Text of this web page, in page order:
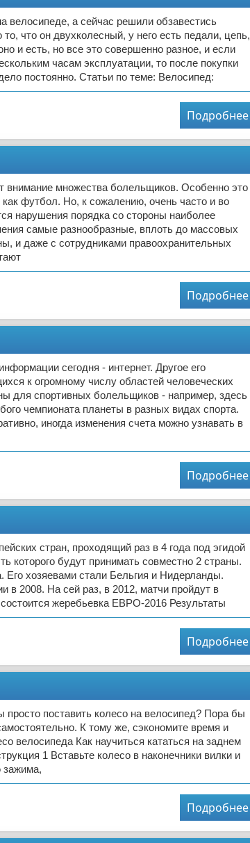
велосипеде, а сейчас решили обзавестись
что он двухколесный, у него есть педали, цепь,
и есть, но все это совершенно разное, и если
часам эксплуатации, то после покупки
постоянно. Статьи по теме: Велосипед:
Подробнее
внимание множества болельщиков. Особенно это
как футбол. Но, к сожалению, очень часто и во
нарушения порядка со стороны наиболее
самые разнообразные, вплоть до массовых
и даже с сотрудниками правоохранительных
Подробнее
сегодня - интернет. Другое его
к огромному числу областей человеческих
для спортивных болельщиков - например, здесь
чемпионата планеты в разных видах спорта.
иногда изменения счета можно узнавать в
Подробнее
стран, проходящий раз в 4 года под эгидой
которого будут принимать совместно 2 страны.
хозяевами стали Бельгия и Нидерланды.
в 2008. На сей раз, в 2012, матчи пройдут в
жеребьевка ЕВРО-2016 Результаты
Подробнее
поставить колесо на велосипед? Пора бы
К тому же, сэкономите время и
велосипеда Как научиться кататься на заднем
1 Вставьте колесо в наконечники вилки и
зажима,
Подробнее